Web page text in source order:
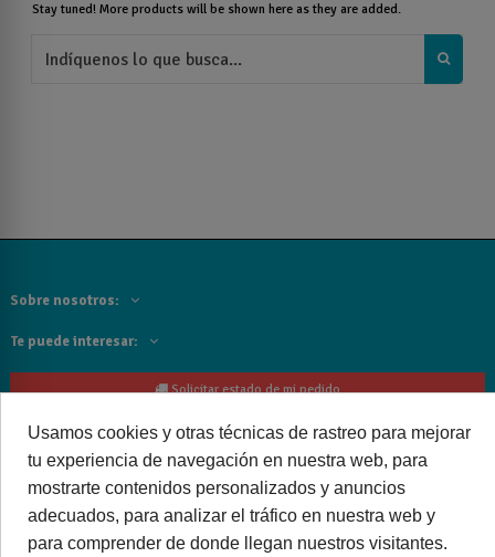
Stay tuned! More products will be shown here as they are added.
Sobre nosotros:
Te puede interesar:
Solicitar estado de mi pedido
Contacta con nosotros:
Siguenos
Cancelar o devolver un pedido
Usamos cookies y otras técnicas de rastreo para mejorar
tu experiencia de navegación en nuestra web, para
mostrarte contenidos personalizados y anuncios
adecuados, para analizar el tráfico en nuestra web y
para comprender de donde llegan nuestros visitantes.